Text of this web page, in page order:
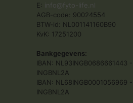
E: info@fyto-life.nl
AGB-code: 90024554
BTW-id: NL001141160B90
KvK: 17251200
Bankgegevens:
IBAN: NL93INGB0686661443 -
INGBNL2A
IBAN: NL68INGB0001056969 -
INGBNL2A